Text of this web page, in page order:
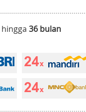
hingga 36 bulan